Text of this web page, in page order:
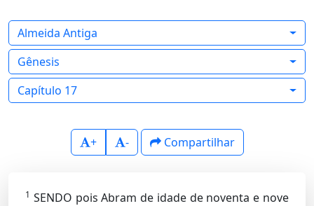
Almeida Antiga
Gênesis
Capítulo 17
+ - Compartilhar
1 SENDO pois Abram de idade de noventa e nove